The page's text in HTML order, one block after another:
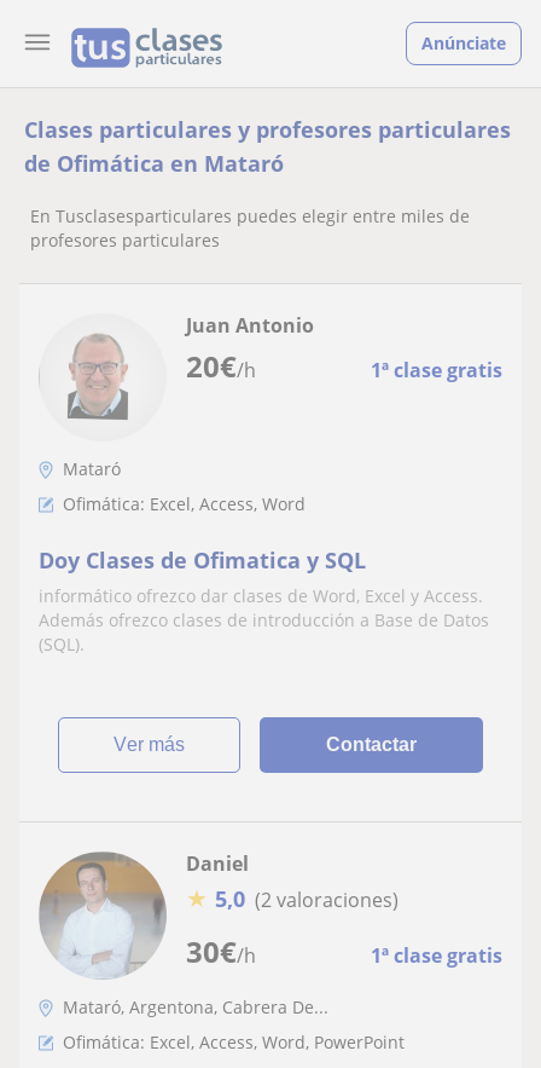
Anúnciate
Clases particulares y profesores particulares
de Ofimática en Mataró
En Tusclasesparticulares puedes elegir entre miles de
profesores particulares
20€/h 1ª clase gratis
Juan Antonio
Mataró
Ofimática: Excel, Access, Word
Doy Clases de Ofimatica y SQL
informático ofrezco dar clases de Word, Excel y Access.
Además ofrezco clases de introducción a Base de Datos
(SQL).
ver más Contactar
30€/h 1ª clase gratis
Daniel
★ 5,0 (2 valoraciones)
Mataró, Argentona, Cabrera De...
Ofimática: Excel, Access, Word, PowerPoint